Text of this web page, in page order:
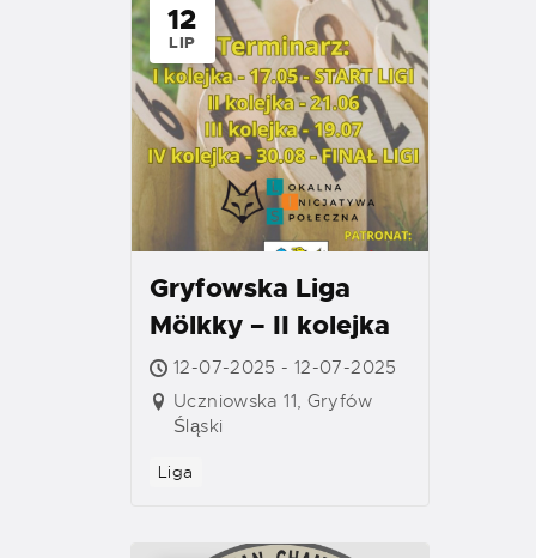
12
LIP
Gryfowska Liga
Mölkky – II kolejka
12-07-2025 - 12-07-2025
Uczniowska 11, Gryfów
Śląski
Liga